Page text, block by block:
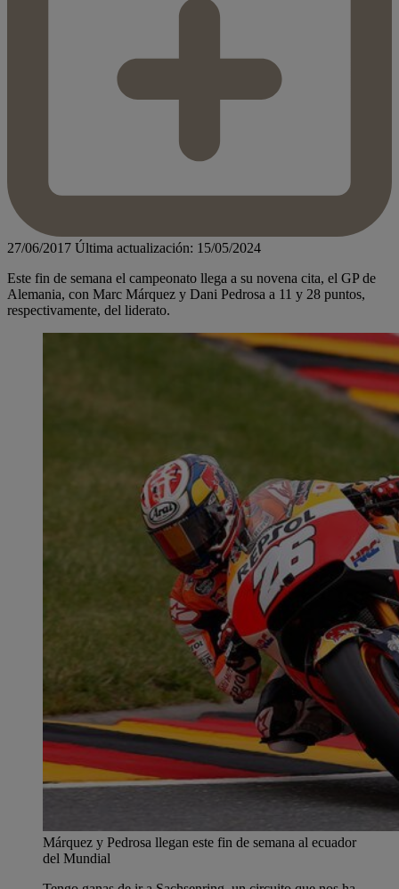
27/06/2017 Última actualización: 15/05/2024
Este fin de semana el campeonato llega a su novena cita, el GP de
Alemania, con Marc Márquez y Dani Pedrosa a 11 y 28 puntos,
respectivamente, del liderato.
Márquez y Pedrosa llegan este fin de semana al ecuador
del Mundial